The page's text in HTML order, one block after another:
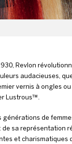
Revlon
audacieuses,
vernis à ongles ou
Lustrous™.
générations de
de sa représentation
et charismatiques